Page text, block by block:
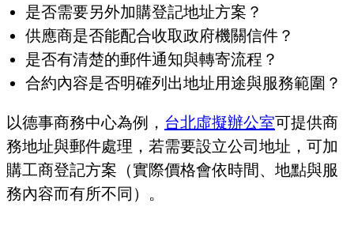
是否需要另外加購登記地址方案？
供應商是否能配合收取政府機關信件？
是否有清楚的郵件通知與轉寄流程？
合約內容是否明確列出地址用途與服務範圍？
以德事商務中心為例， 台北虛擬辦公室可提供商
務地址與郵件處理，若需要設立公司地址，可加
購工商登記方案（實際價格會依時間、地點與服
務內容而有所不同）。